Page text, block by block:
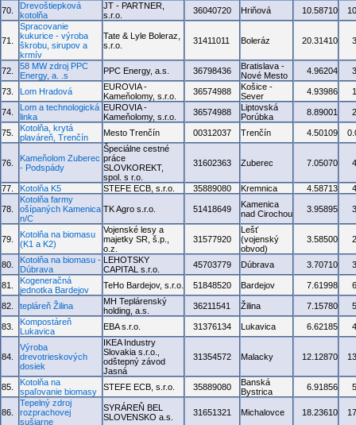
70.
Drevoštiepková
kotolňa
JT - PARTNER,
s.r.o.
36040720 Hriňová 10.58710
71.
Spracovanie
kukurice - výroba
škrobu, sirupov a
krmív
Tate & Lyle Boleraz,
s.r.o.
31411011 Boleráz 20.31410
72.
58 MW zdroj PPC
Energy, a. .s
PPC Energy, a.s. 36798436
Bratislava -
Nové Mesto
4.96204
73. Lom Hradová
EUROVIA -
Kameňolomy, s.r.o.
36574988
Košice -
Sever
4.93986
74.
Lom a technologická
linka
EUROVIA -
Kameňolomy, s.r.o.
36574988
Liptovská
Porúbka
8.89001
75.
Kotolňa, krytá
plaváreň, Trenčín
Mesto Trenčín 00312037 Trenčín 4.50109
76.
Kameňolom Zuberec
- Podspády
Špeciálne cestné
práce
SLOVKOREKT,
spol. s r.o.
31602363 Zuberec 7.05070
77. Kotolňa K5 STEFE ECB, s.r.o. 35889080 Kremnica 4.58713
78.
Kotolňa farmy
ošípaných Kamenica
n/C
TK Agro s.r.o. 51418649
Kamenica
nad Cirochou
3.95895
79.
Kotolňa na biomasu
(K1 a K2)
Vojenské lesy a
majetky SR, š.p.,
o.z.
31577920
Lešť
(vojenský
obvod)
3.58500
80.
Kotolňa na biomasu -
Dúbrava
LEHOTSKY
CAPITAL s.r.o.
45703779 Dúbrava 3.70710
81.
Kogeneračná
jednotka Bardejov
TeHo Bardejov, s.r.o. 51848520 Bardejov 7.61998
82. tepláreň Žilina
MH Teplárenský
holding, a.s.
36211541 Žilina 7.15780
83.
Kompostáreň
Lukavica
EBA s.r.o. 31376134 Lukavica 6.62185
84.
Výroba
drevotrieskových
dosiek
IKEA Industry
Slovakia s.r.o.,
odštepný závod
Jasná
31354572 Malacky 12.12870
85.
Kotolňa na
spaľovanie biomasy
STEFE ECB, s.r.o. 35889080
Banská
Bystrica
6.91856
86.
Tepelný zdroj
rozprachovej
sušiarne
SYRÁREŇ BEL
SLOVENSKO a.s.
31651321 Michalovce 18.23610